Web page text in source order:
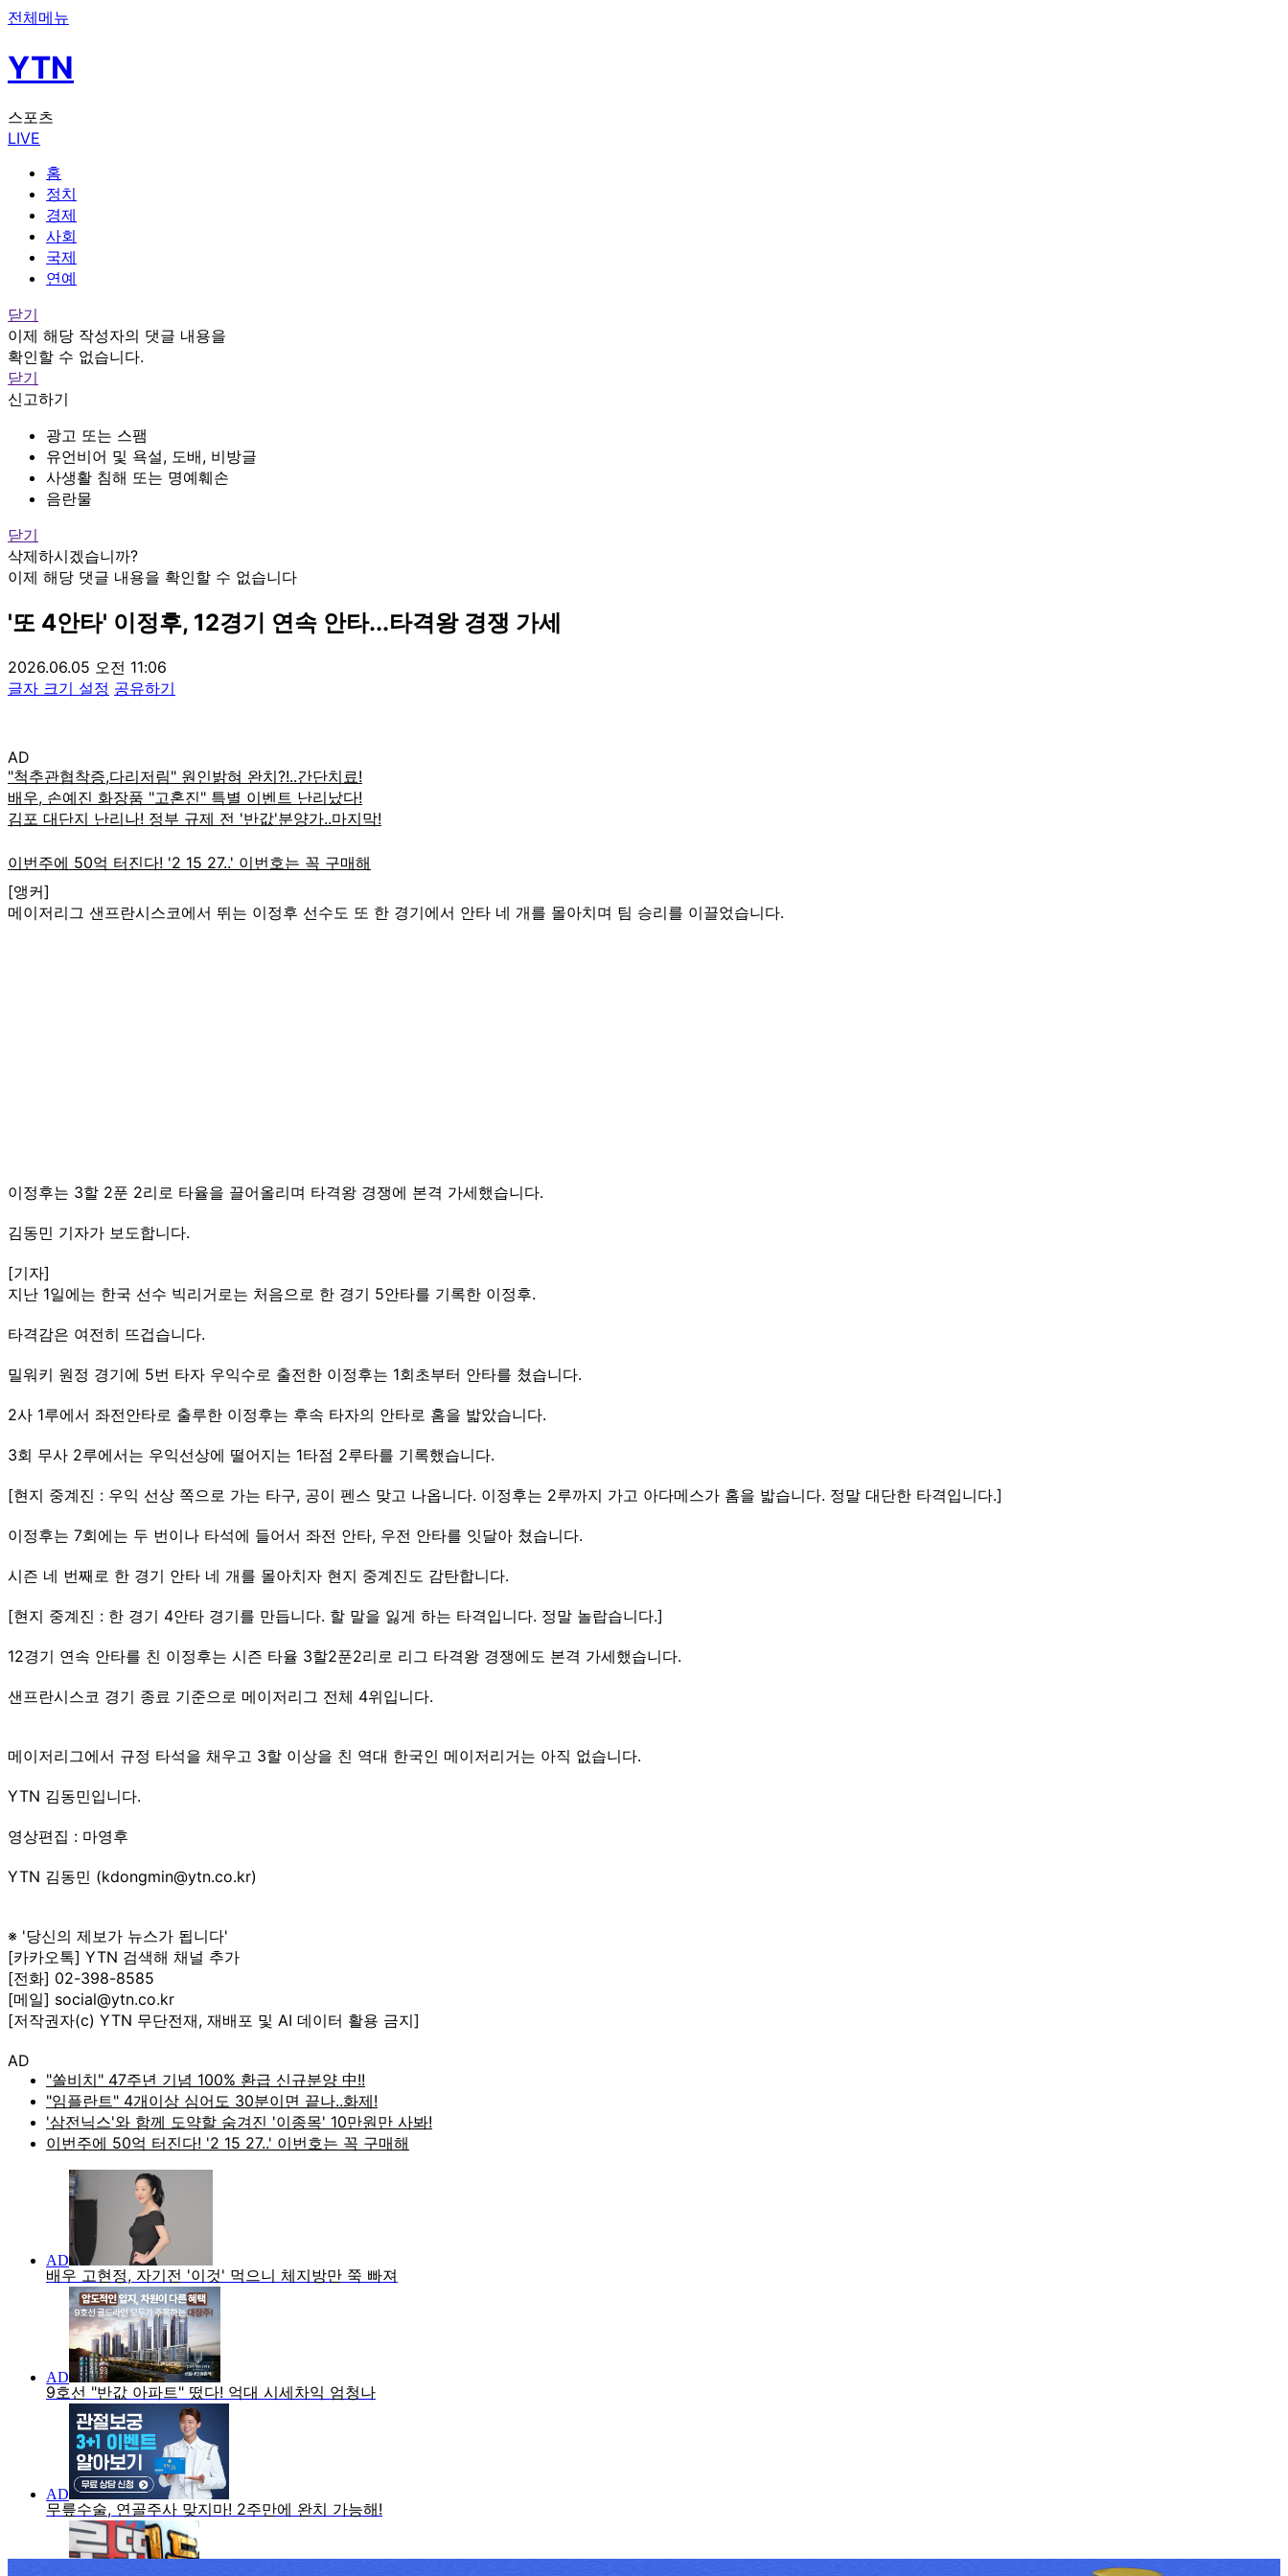
전체메뉴
YTN
스포츠
LIVE
홈
정치
경제
사회
국제
연예
닫기
이제 해당 작성자의 댓글 내용을
확인할 수 없습니다.
닫기
신고하기
광고 또는 스팸
유언비어 및 욕설, 도배, 비방글
사생활 침해 또는 명예훼손
음란물
닫기
삭제하시겠습니까?
이제 해당 댓글 내용을 확인할 수 없습니다
'또 4안타' 이정후, 12경기 연속 안타...타격왕 경쟁 가세
2026.06.05 오전 11:06
글자 크기 설정 공유하기
AD
[앵커]
메이저리그 샌프란시스코에서 뛰는 이정후 선수도 또 한 경기에서 안타 네 개를 몰아치며 팀 승리를 이끌었습니다.
이정후는 3할 2푼 2리로 타율을 끌어올리며 타격왕 경쟁에 본격 가세했습니다.
김동민 기자가 보도합니다.
[기자]
지난 1일에는 한국 선수 빅리거로는 처음으로 한 경기 5안타를 기록한 이정후.
타격감은 여전히 뜨겁습니다.
밀워키 원정 경기에 5번 타자 우익수로 출전한 이정후는 1회초부터 안타를 쳤습니다.
2사 1루에서 좌전안타로 출루한 이정후는 후속 타자의 안타로 홈을 밟았습니다.
3회 무사 2루에서는 우익선상에 떨어지는 1타점 2루타를 기록했습니다.
[현지 중계진 : 우익 선상 쪽으로 가는 타구, 공이 펜스 맞고 나옵니다. 이정후는 2루까지 가고 아다메스가 홈을 밟습니다. 정말 대단한 타격입니다.]
이정후는 7회에는 두 번이나 타석에 들어서 좌전 안타, 우전 안타를 잇달아 쳤습니다.
시즌 네 번째로 한 경기 안타 네 개를 몰아치자 현지 중계진도 감탄합니다.
[현지 중계진 : 한 경기 4안타 경기를 만듭니다. 할 말을 잃게 하는 타격입니다. 정말 놀랍습니다.]
12경기 연속 안타를 친 이정후는 시즌 타율 3할2푼2리로 리그 타격왕 경쟁에도 본격 가세했습니다.
샌프란시스코 경기 종료 기준으로 메이저리그 전체 4위입니다.
메이저리그에서 규정 타석을 채우고 3할 이상을 친 역대 한국인 메이저리거는 아직 없습니다.
YTN 김동민입니다.
영상편집 : 마영후
YTN 김동민 (kdongmin@ytn.co.kr)
※ '당신의 제보가 뉴스가 됩니다'
[카카오톡] YTN 검색해 채널 추가
[전화] 02-398-8585
[메일] social@ytn.co.kr
[저작권자(c) YTN 무단전재, 재배포 및 AI 데이터 활용 금지]
AD